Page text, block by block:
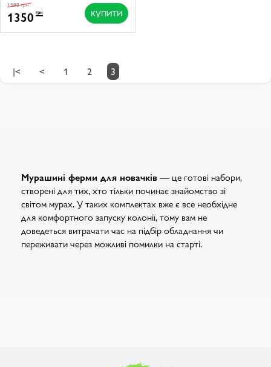
1350 грн
1588 грн
КУПИТИ
|< < 1 2 3
Мурашині ферми для новачків— це готові набори,
створені для тих, хто тільки починає знайомство зі
світом мурах. У таких комплектах вже є все необхідне
для комфортного запуску колонії, тому вам не
доведеться витрачати час на підбір обладнання чи
переживати через можливі помилки на старті.